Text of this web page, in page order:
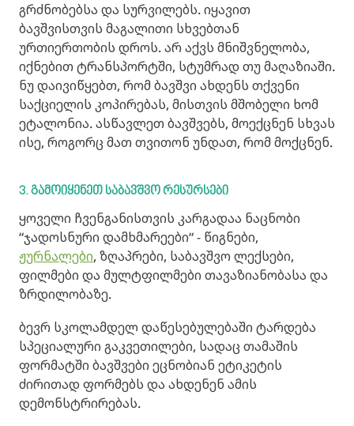
გრძნობებსა და სურვილებს. იყავით
ბავშვისთვის მაგალითი სხვებთან
ურთიერთობის დროს. არ აქვს მნიშვნელობა,
იქნებით ტრანსპორტში, სტუმრად თუ მაღაზიაში.
ნუ დაივიწყებთ, რომ ბავშვი ახდენს თქვენი
საქციელის კოპირებას, მისთვის მშობელი ხომ
ეტალონია. ასწავლეთ ბავშვებს, მოექცნენ სხვას
ისე, როგორც მათ თვითონ უნდათ, რომ მოქცნენ.
3. გამოიყენეთ საბავშვო რესურსები
ყოველი ჩვენგანისთვის კარგადაა ნაცნობი
“ჯადოსნური დამხმარეები“ - წიგნები,
ჟურნალები, ზღაპრები, საბავშვო ლექსები,
ფილმები და მულტფილმები თავაზიანობასა და
ზრდილობაზე.
ბევრ სკოლამდელ დაწესებულებაში ტარდება
სპეციალური გაკვეთილები, სადაც თამაშის
ფორმატში ბავშვები ეცნობიან ეტიკეტის
ძირითად ფორმებს და ახდენენ ამის
დემონსტრირებას.